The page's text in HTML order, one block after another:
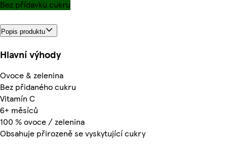
Bez přídavku cukru
Popis produktu
Hlavní výhody
Ovoce & zelenina
Bez přidaného cukru
Vitamín C
6+ měsíců
100 % ovoce / zelenina
Obsahuje přirozeně se vyskytující cukry